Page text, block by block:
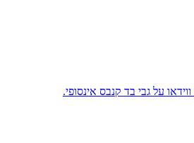
על גבי בד קנבס אינסופי.